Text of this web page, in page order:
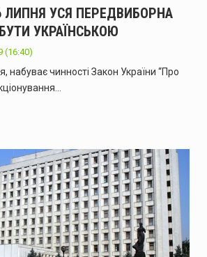
ЛИПНЯ УСЯ ПЕРЕДВИБОРНА
УКРАЇНСЬКОЮ
(16:40)
набуває чинності Закон України “Про